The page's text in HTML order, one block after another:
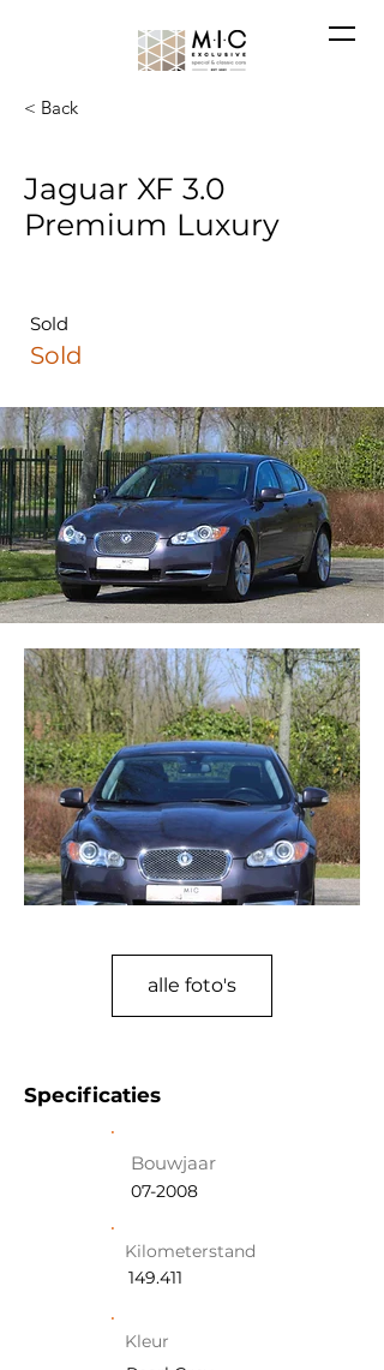
< Back
Jaguar XF 3.0
Premium Luxury
Sold
Sold
alle foto's
Specificaties
Bouwjaar
07-2008
Kilometerstand
149.411
Kleur